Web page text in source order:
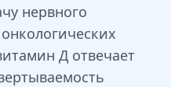
нервного
Д отвечает